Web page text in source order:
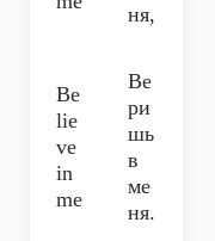
ня,
Be
lie
ve
in
me
Ве
ри
шь
в
ме
ня.